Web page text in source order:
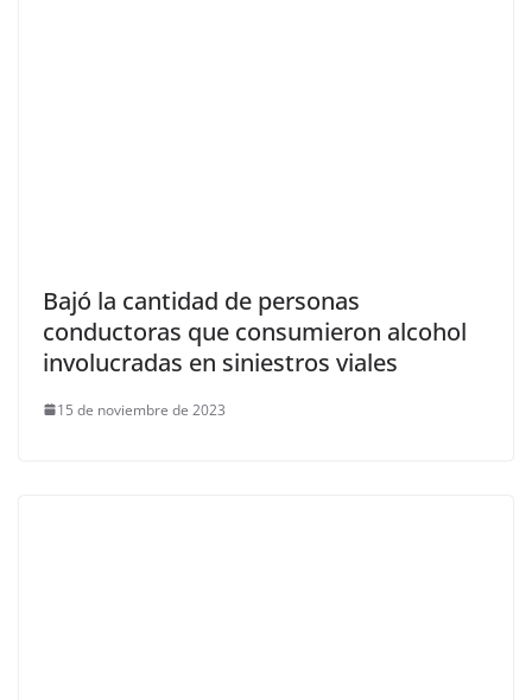
Bajó la cantidad de personas
conductoras que consumieron alcohol
involucradas en siniestros viales
15 de noviembre de 2023